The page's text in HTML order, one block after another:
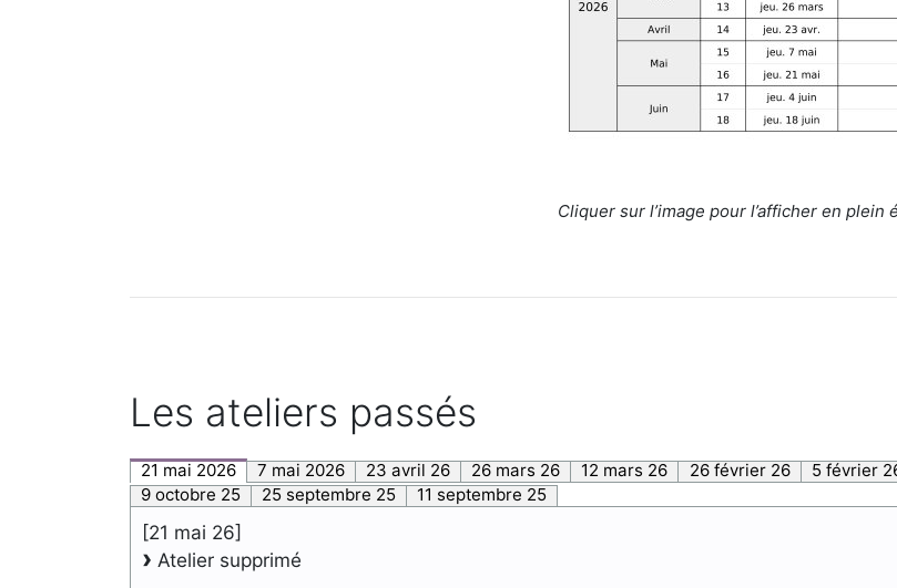
Cliquer sur l’image pour l’afficher en plein
Les ateliers passés
21 mai 2026 7 mai 2026 23 avril 26 26 mars 26 12 mars 26 26 février 26 5 février
9 octobre 25
25 septembre 25 11 septembre 25
[21 mai 26]
Atelier supprimé